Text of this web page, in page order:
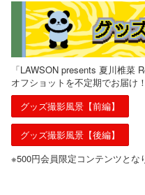
「LAWSON presents 夏川椎菜
オフショットを不定期でお届け！
グッズ撮影風景【前編】
グッズ撮影風景【後編】
※500円会員限定コンテンツとな